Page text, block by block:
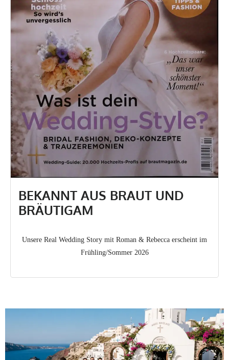
BEKANNT AUS BRAUT UND
BRÄUTIGAM
Unsere Real Wedding Story mit Roman & Rebecca erscheint im
Frühling/Sommer 2026